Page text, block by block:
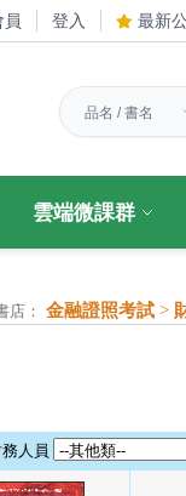
員 登入 最新
雲端微課群
店： 金融證照考試 >
人員